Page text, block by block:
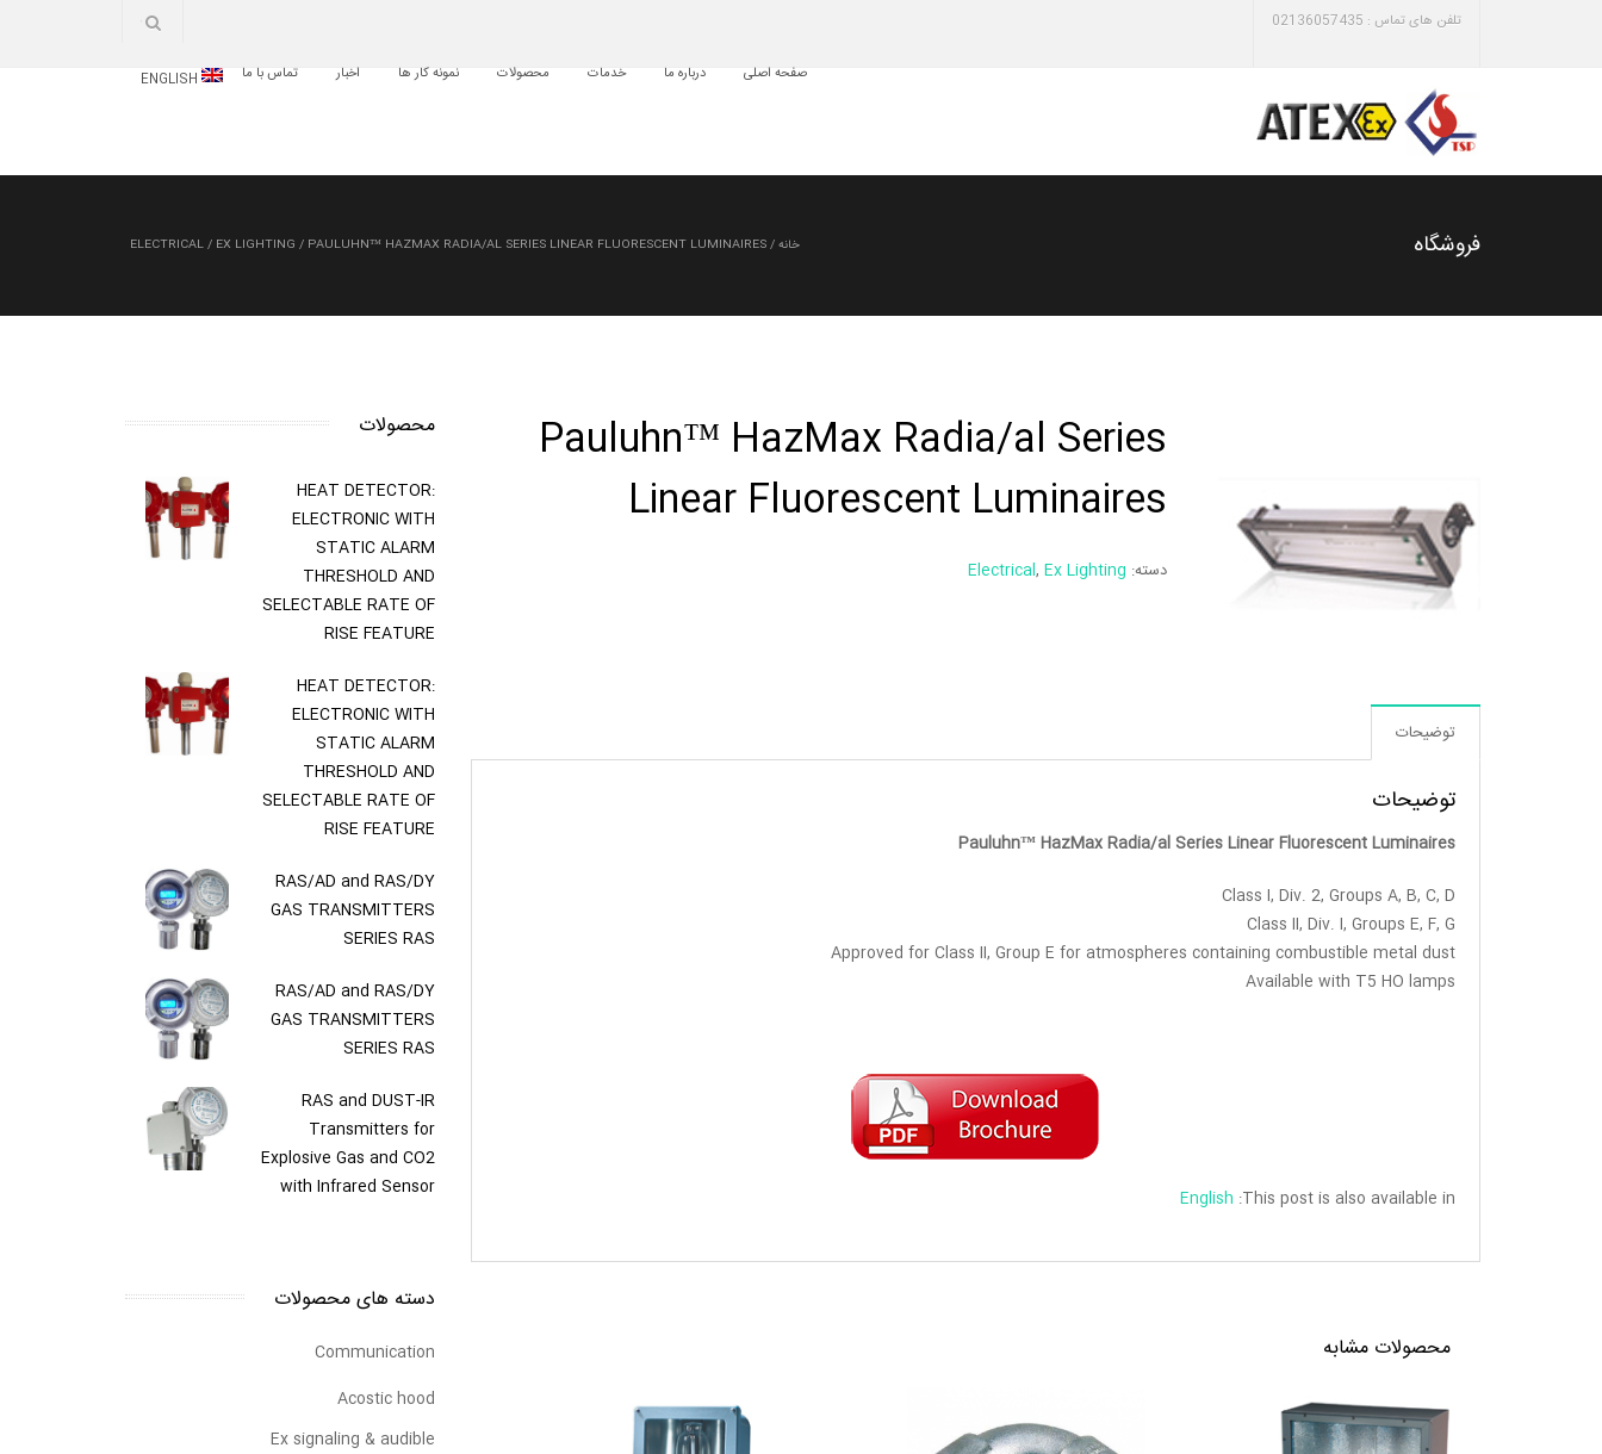
تلفن های تماس : 02136057435
صفحه اصلی درباره ما خدمات محصولات نمونه کار ها اخبار تماس با ما ENGLISH
فروشگاه خانه/
ELECTRICAL/ EX LIGHTING / PAULUHN™ HAZMAX RADIA/AL SERIES LINEAR FLUORESCENT LUMINAIRES
Pauluhn™ HazMax Radia/al Series
Linear Fluorescent Luminaires
دسته: Electrical,Ex Lighting
توضیحات
توضیحات
Pauluhn™ HazMax Radia/al Series Linear Fluorescent Luminaires
Class I, Div. 2, Groups A, B, C, D
Class II, Div. I, Groups E, F, G
Approved for Class II, Group E for atmospheres containing combustible metal dust
Available with T5 HO lamps
This post is also available in:
English
محصولات مشابه
محصولات
HEAT DETECTOR:
ELECTRONIC WITH
STATIC ALARM
THRESHOLD AND
SELECTABLE RATE OF
RISE FEATURE
HEAT DETECTOR:
ELECTRONIC WITH
STATIC ALARM
THRESHOLD AND
SELECTABLE RATE OF
RISE FEATURE
RAS/AD and RAS/DY
GAS TRANSMITTERS
SERIES RAS
RAS/AD and RAS/DY
GAS TRANSMITTERS
SERIES RAS
RAS and DUST-IR
Transmitters for
Explosive Gas and CO2
with Infrared Sensor
دسته های محصولات
Communication
Acostic hood
Ex signaling & audible